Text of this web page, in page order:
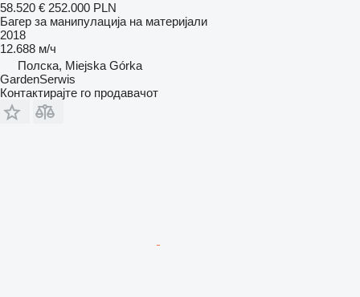
58.520 € 252.000 PLN
Багер за манипулација на материјали
2018
12.688 м/ч
Полска, Miejska Górka
GardenSerwis
Контактирајте го продавачот